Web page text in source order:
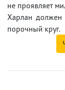
не проявляет
Харлан должен
порочный круг.